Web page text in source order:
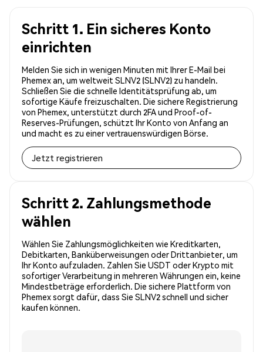
Schritt 1. Ein sicheres Konto
einrichten
Melden Sie sich in wenigen Minuten mit Ihrer E-Mail bei
Phemex an, um weltweit SLNV2 (SLNV2) zu handeln.
Schließen Sie die schnelle Identitätsprüfung ab, um
sofortige Käufe freizuschalten. Die sichere Registrierung
von Phemex, unterstützt durch 2FA und Proof-of-
Reserves-Prüfungen, schützt Ihr Konto von Anfang an
und macht es zu einer vertrauenswürdigen Börse.
Jetzt registrieren
Schritt 2. Zahlungsmethode
wählen
Wählen Sie Zahlungsmöglichkeiten wie Kreditkarten,
Debitkarten, Banküberweisungen oder Drittanbieter, um
Ihr Konto aufzuladen. Zahlen Sie USDT oder Krypto mit
sofortiger Verarbeitung in mehreren Währungen ein, keine
Mindestbeträge erforderlich. Die sichere Plattform von
Phemex sorgt dafür, dass Sie SLNV2 schnell und sicher
kaufen können.